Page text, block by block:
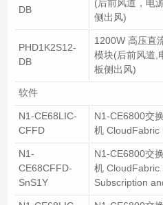
DB
(后前风道，电
侧出风)
PHD1K2S12-
DB
1200W 高压直
模块(后前风道,
板侧出风)
软件
N1-CE68LIC-
CFFD
N1-CE6800交换
机 CloudFabric
N1-
CE68CFFD-
SnS1Y
N1-CE6800交换
机 CloudFabric
Subscription